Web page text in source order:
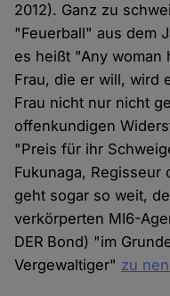
2012). Ganz zu
"Feuerball" aus dem
es heißt "Any woman
Frau, die er will, wird
Frau nicht nur nicht
offenkundigen
"Preis für ihr
Fukunaga,
geht sogar so weit,
verkörperten MI6-
DER Bond) "im
Vergewaltiger" zu